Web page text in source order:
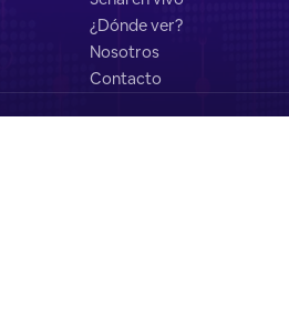
¿Dónde ver?
Nosotros
Contacto